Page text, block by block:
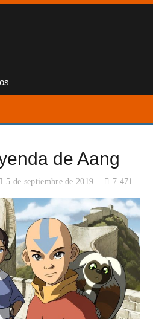
de Aang
5 de septiembre de 2019 7.471